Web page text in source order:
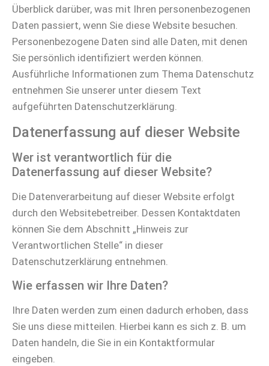
Überblick darüber, was mit Ihren personenbezogenen
Daten passiert, wenn Sie diese Website besuchen.
Personenbezogene Daten sind alle Daten, mit denen
Sie persönlich identifiziert werden können.
Ausführliche Informationen zum Thema Datenschutz
entnehmen Sie unserer unter diesem Text
aufgeführten Datenschutzerklärung.
Datenerfassung auf dieser Website
Wer ist verantwortlich für die
Datenerfassung auf dieser Website?
Die Datenverarbeitung auf dieser Website erfolgt
durch den Websitebetreiber. Dessen Kontaktdaten
können Sie dem Abschnitt „Hinweis zur
Verantwortlichen Stelle“ in dieser
Datenschutzerklärung entnehmen.
Wie erfassen wir Ihre Daten?
Ihre Daten werden zum einen dadurch erhoben, dass
Sie uns diese mitteilen. Hierbei kann es sich z. B. um
Daten handeln, die Sie in ein Kontaktformular
eingeben.